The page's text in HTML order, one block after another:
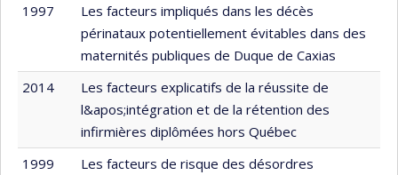
1997
Les facteurs impliqués dans les décès
périnataux potentiellement évitables dans des
maternités publiques de Duque de Caxias
2014
Les facteurs explicatifs de la réussite de
l&apos;intégration et de la rétention des
infirmières diplômées hors Québec
1999
Les facteurs de risque des désordres